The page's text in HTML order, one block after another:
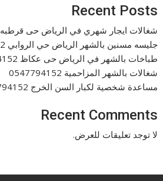
Recent Posts
شغالات ايجار شهري في الرياض حى قرطبه 0547794152
جليسه مسنين بالشهر الرياض حي الروابي 0547794152
طباخات بالشهر في الرياض حى عكاظ 0547794152
شغالات بالشهر المزاحمية 0547794152
مساعدة شخصية لكبار السن الخرج 0547794152
Recent Comments
لا توجد تعليقات للعرض.